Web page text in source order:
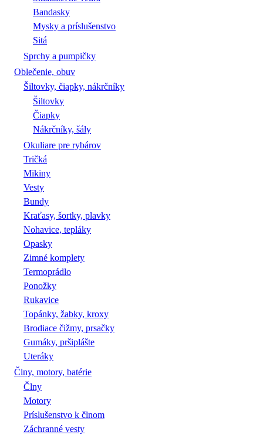
Bandasky
Mysky a príslušenstvo
Sitá
Sprchy a pumpičky
Oblečenie, obuv
Šiltovky, čiapky, nákrčníky
Šiltovky
Čiapky
Nákrčníky, šály
Okuliare pre rybárov
Tričká
Mikiny
Vesty
Bundy
Kraťasy, šortky, plavky
Nohavice, tepláky
Opasky
Zimné komplety
Termoprádlo
Ponožky
Rukavice
Topánky, žabky, kroxy
Brodiace čižmy, prsačky
Gumáky, pršiplášte
Uteráky
Člny, motory, batérie
Člny
Motory
Príslušenstvo k člnom
Záchranné vesty